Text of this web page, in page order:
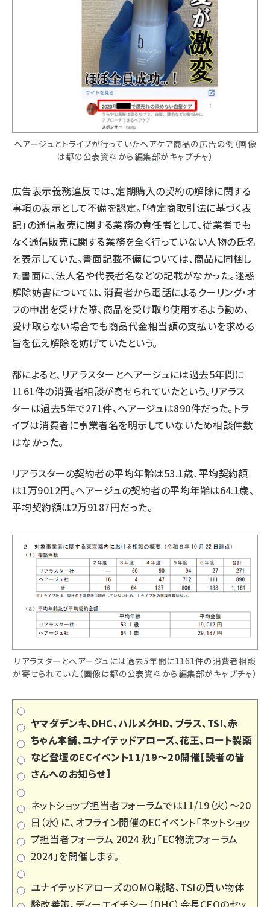
ヘアージュとトライブが行っていたヘアケア商品の広告の例（画像
は都の公表資料から編集部がキャプチャ）
広告表示義務違反では、定期購入の契約の解除に関する
事項の表示として不備を認定。「特定商取引法に基づく表
記」の通信販売に関する業務の責任者として、従業者でも
なく通信販売に関する業務を全く行っていない人物の氏名
を表示していた。書面記載不備については、商品に同梱し
た書面に、法人名や代表者名などの記載がなかった。迷惑
解除妨害については、消費者から電話によるクーリング・オ
フの申出を受けた際、商品を受け取り使用するよう勧め、
受け取らない場合でも商品代金相当額の支払いを求める
旨を伝え解除を妨げていたという。
都によると、リアラスターとヘアージュには過去5年間に
1161件の消費者相談が寄せられていたという。リアラス
ターは過去5年で271件、ヘアージュは890件だった。トラ
イブは消費者に事業者名を明示していないため相談件数
はなかった。
リアラスターの契約者の平均年齢は53.1歳、平均契約額
は1万9012円。ヘアージュの契約者の平均年齢は64.1歳、
平均契約額は2万9187円だった。
リアラスターとヘアージュには過去5年間に1161件の消費者相談
が寄せられていた（画像は都の公表資料から編集部がキャプチャ）
ヤマダデンキ、DHC、ハルメクHD、プラス、TSI、赤
ちゃん本舗、ユナイテッドアローズ、花王、ロート製薬
など登壇のECイベント11/19～20開催【読者の皆
さんへのお知らせ】
ネットショップ担当者フォーラムでは11/19（火）～20
日（水）に、オフライン開催のECイベント「ネットショッ
プ担当者フォーラム 2024 秋」「EC物流フォーラム
2024」を開催します。
ユナイテッドアローズのOMO戦略、TSIの買い物体
験改善策、ディーエイチシー（DHC）会長CEOのセッ